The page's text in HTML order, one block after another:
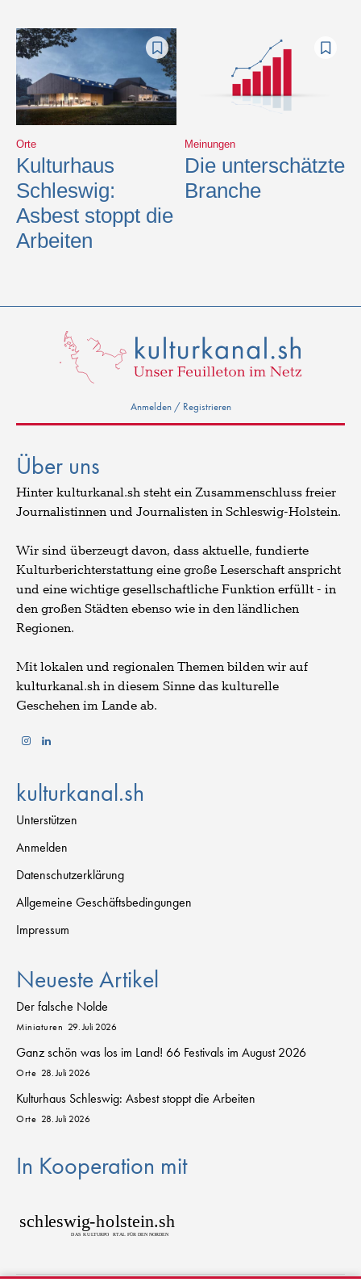
Orte
Kulturhaus
Schleswig:
Asbest stoppt die
Arbeiten
Meinungen
Die unterschätzte
Branche
Anmelden / Registrieren
Über uns
Hinter kulturkanal.sh steht ein Zusammenschluss freier
Journalistinnen und Journalisten in Schleswig-Holstein.
Wir sind überzeugt davon, dass aktuelle, fundierte
Kulturberichterstattung eine große Leserschaft anspricht
und eine wichtige gesellschaftliche Funktion erfüllt - in
den großen Städten ebenso wie in den ländlichen
Regionen.
Mit lokalen und regionalen Themen bilden wir auf
kulturkanal.sh in diesem Sinne das kulturelle
Geschehen im Lande ab.
kulturkanal.sh
Unterstützen
Anmelden
Datenschutzerklärung
Allgemeine Geschäftsbedingungen
Impressum
Neueste Artikel
Der falsche Nolde
Miniaturen 29. Juli 2026
Ganz schön was los im Land! 66 Festivals im August 2026
Orte 28. Juli 2026
Kulturhaus Schleswig: Asbest stoppt die Arbeiten
Orte 28. Juli 2026
In Kooperation mit
schleswig-holstein.sh
D AS KULTURPO RTAL FÜR DEN NORDEN